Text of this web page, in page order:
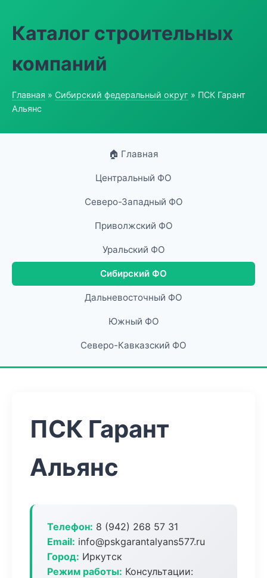
Каталог строительных
компаний
Главная » Сибирский федеральный округ » ПСК Гарант
Альянс
🏠 Главная
Центральный ФО
Северо-Западный ФО
Приволжский ФО
Уральский ФО
Сибирский ФО
Дальневосточный ФО
Южный ФО
Северо-Кавказский ФО
ПСК Гарант
Альянс
Телефон: 8 (942) 268 57 31
Email: info@pskgarantalyans577.ru
Город: Иркутск
Режим работы: Консультации: